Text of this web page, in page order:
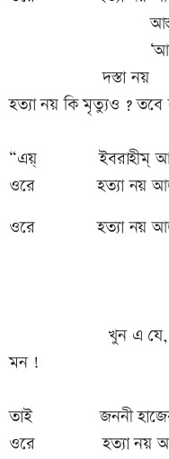
আস্তানা
‘আজাদী
দস্তা নয়
হত্যা নয় কি মৃত্যুও ? তবে
কাঁদে-
“এয়্ ইবরাহীম্ আজ
ওরে হত্যা নয় আজ
ওরে হত্যা নয় আজ
এ তো নহে
ঘাতক
খুন এ যে, এতে
মন !
এতে মা
তাই জননী হাজেরা
ওরে হত্যা নয় আজ